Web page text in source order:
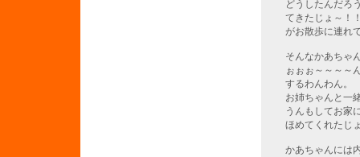
どうしたんだろ
てきたじょ～！
がお散歩に連れ
そんなかあちゃ
ぉぉぉ～～～～
するわんわん。
お姉ちゃんと一
うんもしてお家
ほめてくれたじ
かあちゃんには